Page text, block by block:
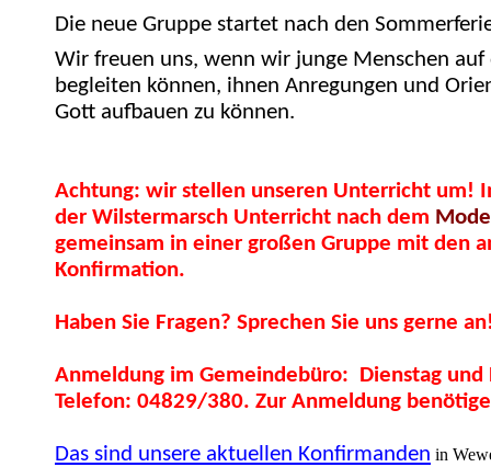
Die neue Gruppe startet nach den
Wir freuen uns, wenn wir junge Menschen auf
begleiten können, ihnen Anregungen und
Gott aufbauen zu können.
Achtung: wir stellen unseren Unterricht um!
der Wilstermarsch Unterricht nach dem
gemeinsam in einer großen Gruppe mit den
Konfirmation.
Haben Sie Fragen? Sprechen Sie uns gerne
Anmeldung im Gemeindebüro: Dienstag und
Telefon: 04829/380. Zur Anmeldung
Das sind unsere aktuellen Konfirmanden in